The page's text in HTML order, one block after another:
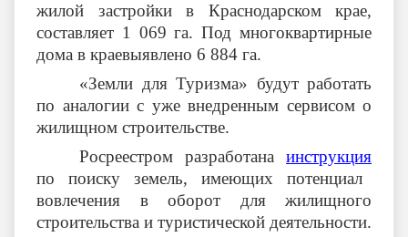
жилой застройки в Краснодарском крае,
составляет 1 069 га. Под многоквартирные
дома в краевыявлено 6 884 га.
«Земли для Туризма» будут работать
по аналогии с уже внедренным сервисом о
жилищном строительстве.
Росреестром разработана инструкция
по поиску земель, имеющих потенциал
вовлечения в оборот для жилищного
строительства и туристической деятельности.